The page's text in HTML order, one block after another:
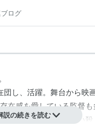
ログ
し、活躍。舞台から映
在感を愛している監督も
高い殺し屋、背が高い
説の続きを読む